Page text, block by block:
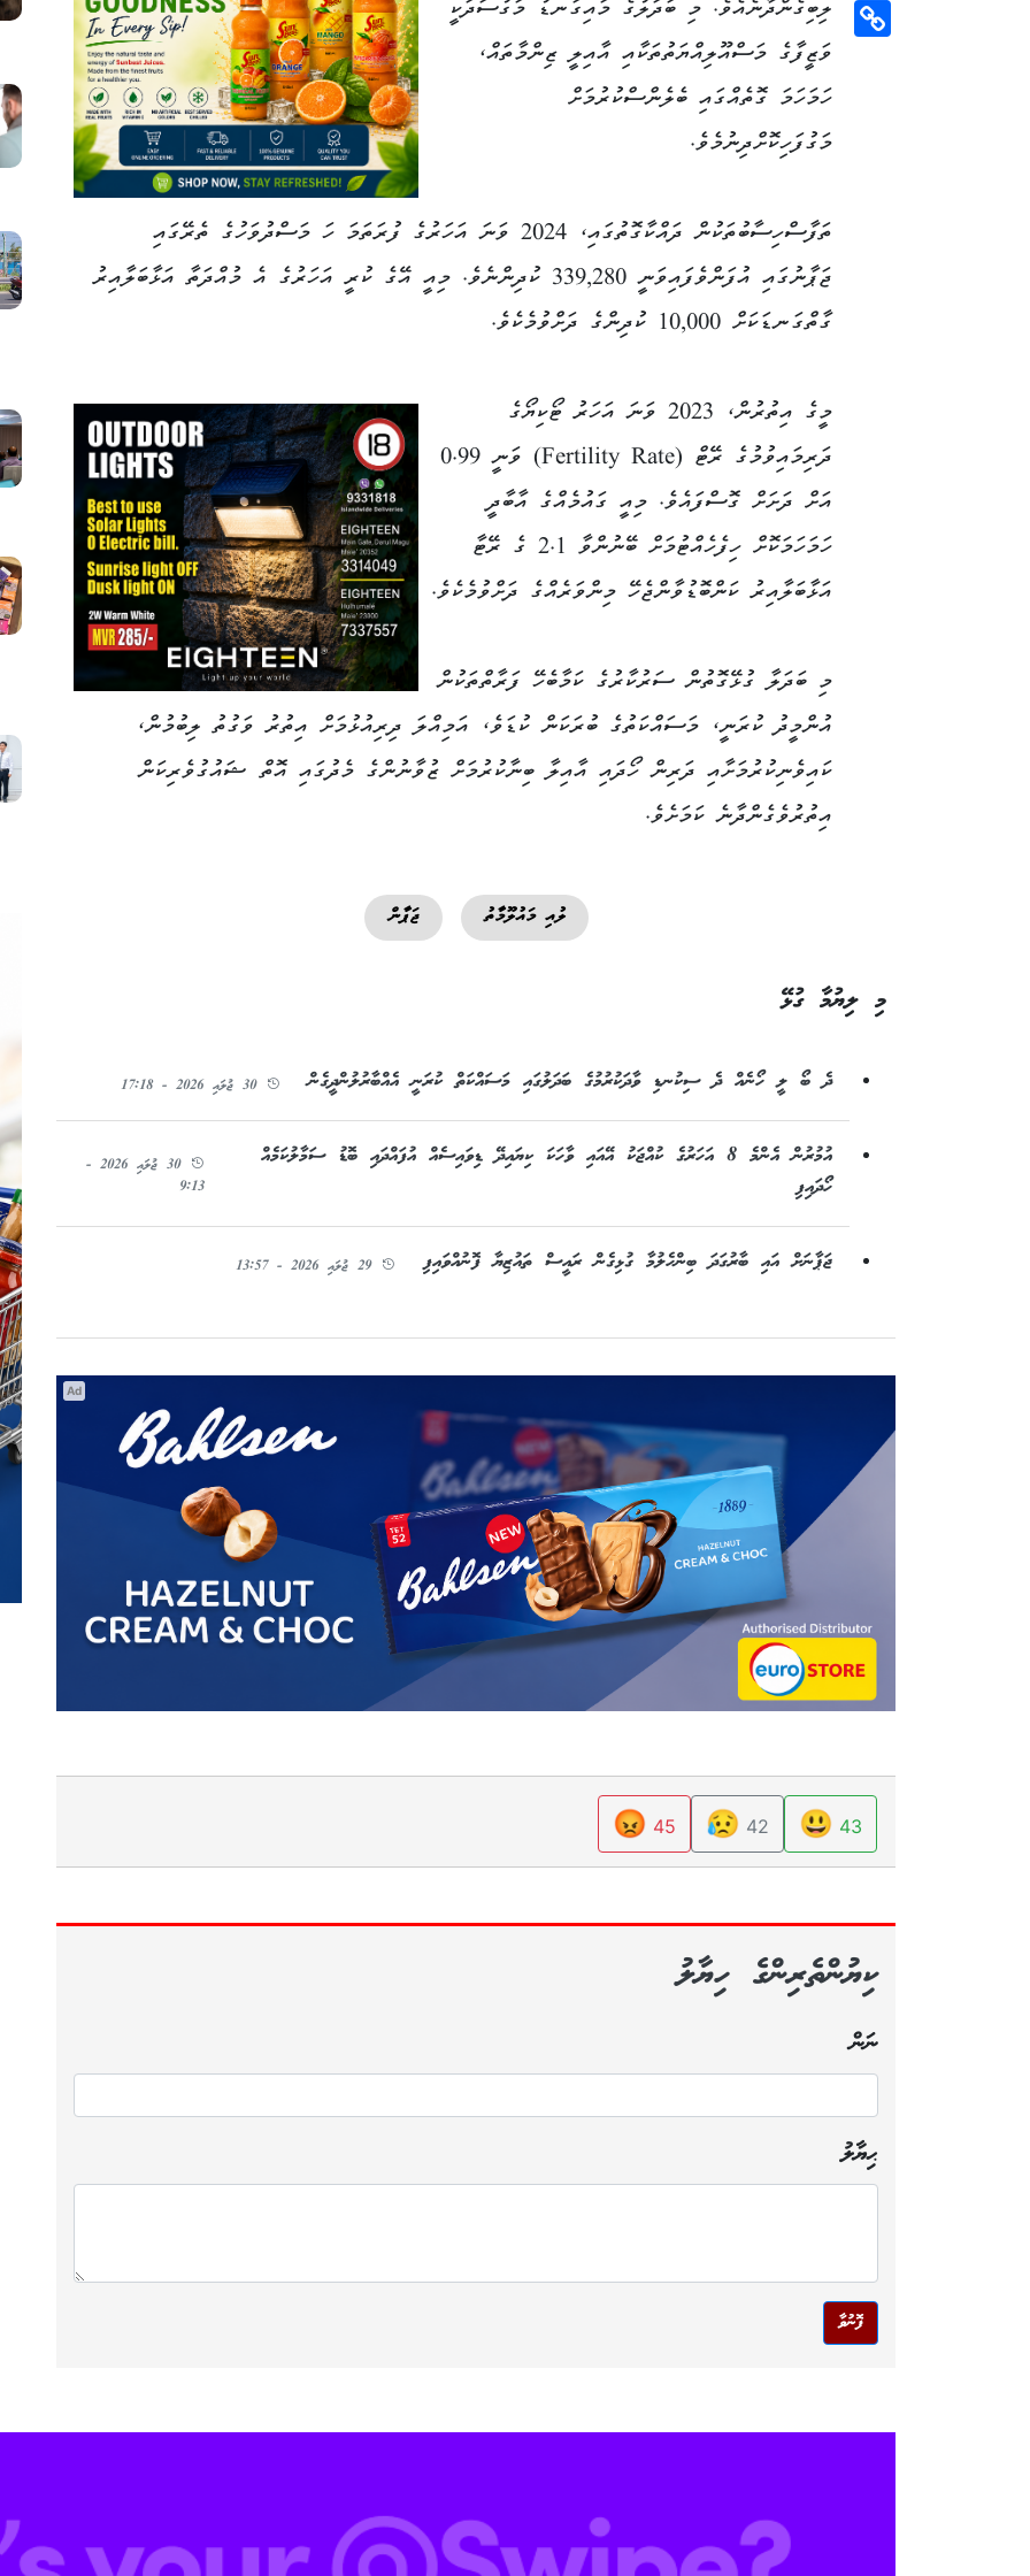
Email
Copy
Link
ލިބިގެންދާނެއެވެ. މި ބަދަލުގެ މައިގަނޑު މަގުސަދަކީ
ވަޒީފާގެ މަސްއޫލިއްޔަތުތަކާއި އާއިލީ ޒިންމާތައް،
ހަމަހަމަ ގޮތެއްގައި ބެލެންސްކުރުމަށް
މަގުފަހިކޮށްދިނުމެވެ.
ތަފާސްހިސާބުތަކުން ދައްކާގޮތުގައި، 2024 ވަނަ އަހަރުގެ ފުރަތަމަ ހަ މަސްދުވަހުގެ ތެރޭގައި
ޖަޕާނުގައި އުފަންވެފައިވަނީ 339,280 ކުދިންނެވެ. މިއީ އޭގެ ކުރީ އަހަރުގެ އެ މުއްދަތާ އަޅާބަލާއިރު
ގާތްގަނޑަކަށް 10,000 ކުދިންގެ ދަށްވުމެކެވެ.
މީގެ އިތުރުން، 2023 ވަނަ އަހަރު ޓޯކިޔޯގެ
ދަރިމައިވުމުގެ ރޭޓް (Fertility Rate) ވަނީ 0.99
އަށް ދަށަށް ގޮސްފައެވެ. މިއީ ގައުމެއްގެ އާބާދީ
ހަމަހަމަކޮށް ހިފެހެއްޓުމަށް ބޭނުންވާ 2.1 ގެ ރޭޓާ
އަޅާބަލާއިރު ކަންބޮޑުވާންޖެހޭ މިންވަރެއްގެ ދަށްވުމެކެވެ.
މި ބަދަލާ ގުޅޭގޮތުން ސަރުކާރުގެ ކަމާބެހޭ ފަރާތްތަކުން
އުންމީދު ކުރަނީ، މަސައްކަތުގެ ބުރަކަން ކުޑަވެ، އަމިއްލަ ދިރިއުޅުމަށް އިތުރު ވަގުތު ލިބުމުން،
ކައިވެނިކުރުމަށާއި ދަރިން ހޯދައި އާއިލާ ބިނާކުރުމަށް ޒުވާނުންގެ މެދުގައި އޮތް ޝައުގުވެރިކަން
އިތުރުވެގެންދާނެ ކަމަށެވެ.
ލުއި މައުލޫމާތު ޖަޕާން
މި ލިޔުމާ ގުޅޭ
ދެ ބޯ ލީ ހޯނެއް ދެ ސިކުނޑި ވާދަކުރުމުގެ ބަދަލުގައި މަސައްކަތް ކުރަނީ އެއްބާރުލުންދީގެން 30 ޖުލައި 2026 - 17:18
އުމުރުން އެންމެ 8 އަހަރުގެ ކުއްޖަކު އޭއައި ވާހަކަ ކިޔައިދޭ ޑިވައިސެއް އުފައްދައި ބޮޑު ސަމާލުކަމެއް
ހޯދައިފި
30 ޖުލައި 2026 -
9:13
ޖަޕާނަށް އައި ބާރުގަދަ ބިންހެލުމާ ގުޅިގެން ރައީސް ތައުޒިޔާ ފޮނުއްވައިފި 29 ޖުލައި 2026 - 13:57
Ad
43
😃
42
😥
45
😡
ކިޔުންތެރިންގެ ހިޔާލު
ނަން
ޙިޔާލު
ފޮނުވާ